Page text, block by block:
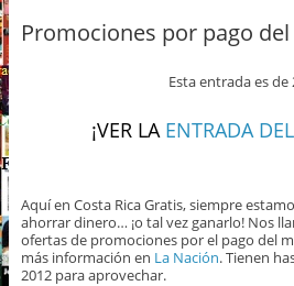
Promociones por pago
Esta entrada es de
¡VER LA ENTRADA
Aquí en Costa Rica Gratis, siempre
ahorrar dinero… ¡o tal vez ganarlo! Nos
ofertas de promociones por el pago del
más información en La Nación. Tienen
2012 para aprovechar.